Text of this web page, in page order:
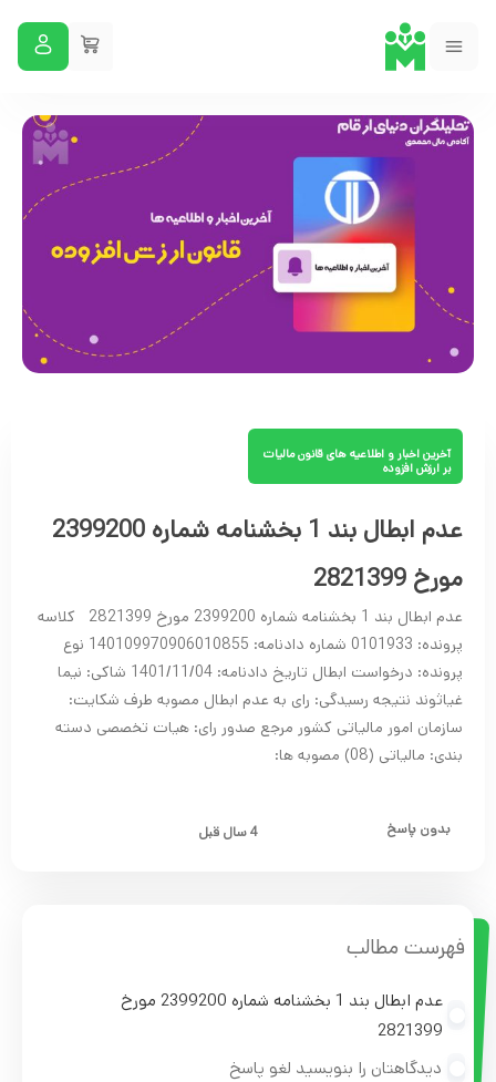
آخرین اخبار و اطلاعیه های قانون مالیات
بر ارزش افزوده
عدم ابطال بند 1 بخشنامه شماره 2399200
مورخ 2821399
عدم ابطال بند 1 بخشنامه شماره 2399200 مورخ 2821399 کلاسه
پرونده: 0101933 شماره دادنامه: 140109970906010855 نوع
پرونده: درخواست ابطال تاریخ دادنامه: 1401/11/04 شاکی: نیما
غیاثوند نتیجه رسیدگی: رای به عدم ابطال مصوبه طرف شکایت:
سازمان امور مالیاتی کشور مرجع صدور رای: هیات تخصصی دسته
بندی: مالیاتی (08) مصوبه ها:
بدون پاسخ 4 سال قبل
فهرست مطالب
عدم ابطال بند 1 بخشنامه شماره 2399200 مورخ
2821399
دیدگاهتان را بنویسید لغو پاسخ